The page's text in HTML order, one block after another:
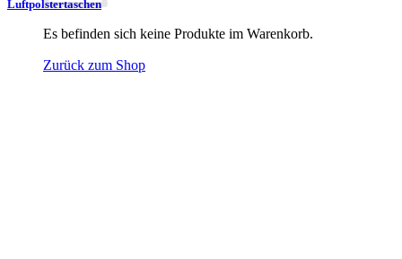
Es befinden sich keine Produkte im Warenkorb.
Zurück zum Shop
Luftpolstertaschen